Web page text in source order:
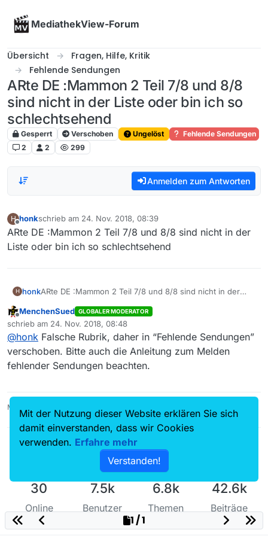
MediathekView-Forum
Übersicht
Fragen, Hilfe, Kritik
Fehlende Sendungen
ARte DE :Mammon 2 Teil 7/8 und 8/8
sind nicht in der Liste oder bin ich so
schlechtsehend
Gesperrt Verschoben Ungelöst
Fehlende Sendungen
2
2 299
Anmelden zum Antworten
H
Offline
honkschrieb am 24. Nov. 2018, 08:39
zuletzt editiert von
ARte DE :Mammon 2 Teil 7/8 und 8/8 sind nicht in der
Liste oder bin ich so schlechtsehend
H honkARte DE :Mammon 2 Teil 7/8 und 8/8 sind nicht in der
Offline
MenchenSued GLOBALER MODERATOR
schrieb am 24. Nov. 2018, 08:48
zuletzt editiert von
@honk Falsche Rubrik, daher in “Fehlende Sendungen”
verschoben. Bitte auch die Anleitung zum Melden
fehlender Sendungen beachten.
MediathekView 14.5.0, Linux Mint 21.3, VLC 3.0.16
30
Online
7.5k
Benutzer
6.8k
Themen
42.6k
Beiträge
1 / 1
Mit der Nutzung dieser Website erklären Sie sich
damit einverstanden, dass wir Cookies
verwenden. Erfahre mehr
Verstanden!